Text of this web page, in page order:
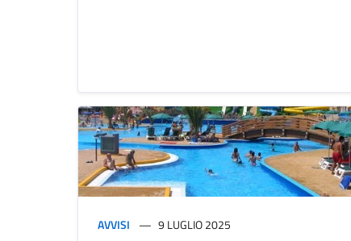
AVVISI 9 LUGLIO 2025